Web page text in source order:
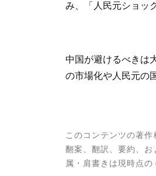
み、「人民元ショッ
中国が避けるべきは
の市場化や人民元の
このコンテンツの著
翻案、翻訳、要約、
属・肩書きは現時点の